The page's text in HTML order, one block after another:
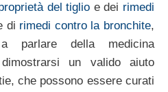
del tiglio e dei rimedi
di rimedi contro la bronchite,
parlare della medicina
un valido aiuto
che possono essere curati